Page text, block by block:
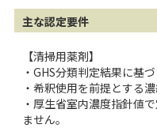
主な認定要件
【清掃用薬剤】
・GHS分類判定結果に基
・希釈使用を前提とする
・厚生省室内濃度指針値
ません。